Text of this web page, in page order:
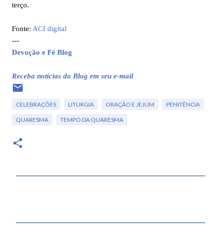
terço.
Fonte: ACI digital
---
Devoção e Fé Blog
Receba notícias do Blog em seu e-mail
CELEBRAÇÕES LITURGIA ORAÇÃO E JEJUM PENITÊNCIA
QUARESMA TEMPO DA QUARESMA